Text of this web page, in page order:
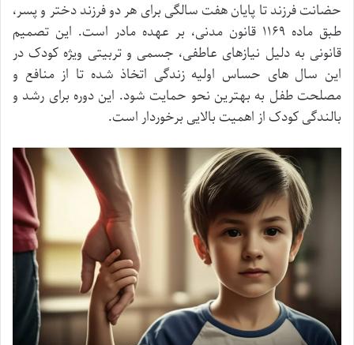
حضانت فرزند تا پایان هفت سالگی برای هر دو فرزند دختر و پسر،
طبق ماده ۱۱۶۹ قانون مدنی، بر عهده مادر است. این تصمیم
قانونی به دلیل نیازهای عاطفی، جسمی و تربیتی ویژه کودک در
این سال های حساس اولیه زندگی اتخاذ شده تا از منافع و
مصلحت طفل به بهترین نحو حمایت شود. این دوره برای رشد و
بالندگی کودک از اهمیت بالایی برخوردار است.